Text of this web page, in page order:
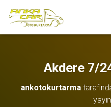
Akdere 7/
ankotokurtarma